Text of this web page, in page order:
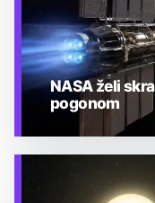
TEHNOLOGIJA
NASA želi
pogonom